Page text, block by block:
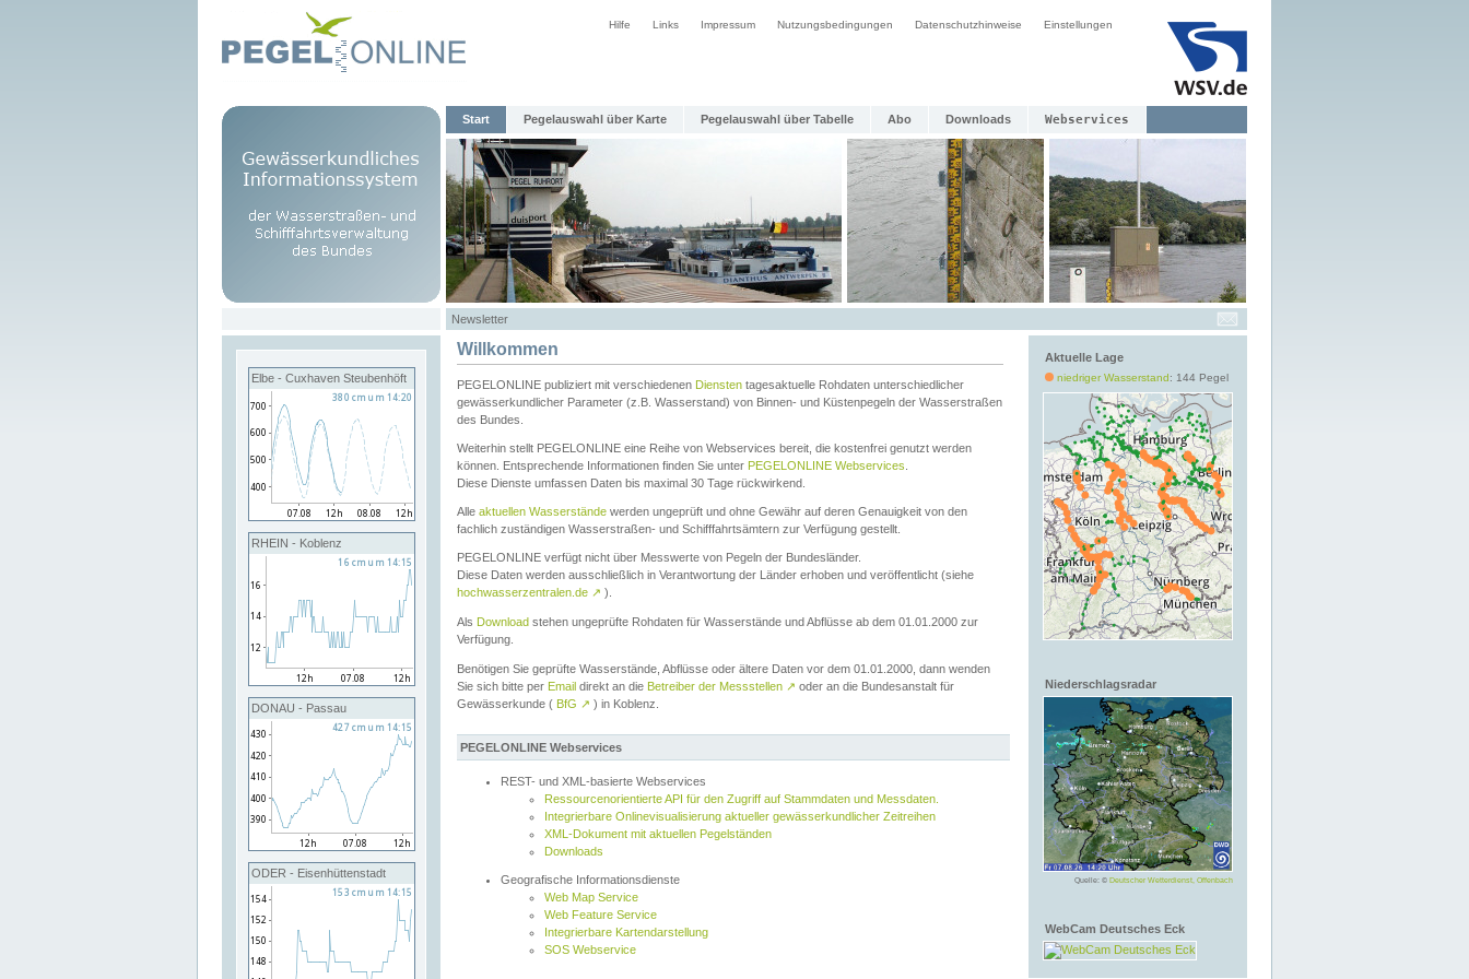
Hilfe Links Impressum Nutzungsbedingungen Datenschutzhinweise Einstellungen
Start Pegelauswahl über Karte Pegelauswahl über Tabelle Abo Downloads Webservices
Newsletter
Elbe - Cuxhaven Steubenhöft
RHEIN - Koblenz
DONAU - Passau
ODER - Eisenhüttenstadt
Aktuelle Lage
niedriger Wasserstand: 144 Pegel
Niederschlagsradar
Quelle: © Deutscher Wetterdienst, Offenbach
WebCam Deutsches Eck
Willkommen
PEGELONLINE publiziert mit verschiedenen Diensten tagesaktuelle Rohdaten unterschiedlicher
gewässerkundlicher Parameter (z.B. Wasserstand) von Binnen- und Küstenpegeln der Wasserstraßen
des Bundes.
Weiterhin stellt PEGELONLINE eine Reihe von Webservices bereit, die kostenfrei genutzt werden
können. Entsprechende Informationen finden Sie unter PEGELONLINE Webservices
Diese Dienste umfassen Daten bis maximal 30 Tage rückwirkend.
Alle aktuellen Wasserstände werden ungeprüft und ohne Gewähr auf deren Genauigkeit von den
fachlich zuständigen Wasserstraßen- und Schifffahrtsämtern zur Verfügung gestellt.
PEGELONLINE verfügt nicht über Messwerte von Pegeln der Bundesländer.
Diese Daten werden ausschließlich in Verantwortung der Länder erhoben und veröffentlicht (siehe
hochwasserzentralen.de ↗ ).
Als Download stehen ungeprüfte Rohdaten für Wasserstände und Abflüsse ab dem 01.01.2000 zur
Verfügung.
Benötigen Sie geprüfte Wasserstände, Abflüsse oder ältere Daten vor dem 01.01.2000, dann wenden
Sie sich bitte per Email direkt an die Betreiber der Messstellen ↗ oder an die Bundesanstalt für
Gewässerkunde ( BfG ↗ ) in Koblenz.
PEGELONLINE Webservices
REST- und XML-basierte Webservices
Ressourcenorientierte API für den Zugriff auf Stammdaten und Messdaten.
Integrierbare Onlinevisualisierung aktueller gewässerkundlicher Zeitreihen
XML-Dokument mit aktuellen Pegelständen
Downloads
Geografische Informationsdienste
Web Map Service
Web Feature Service
Integrierbare Kartendarstellung
SOS Webservice